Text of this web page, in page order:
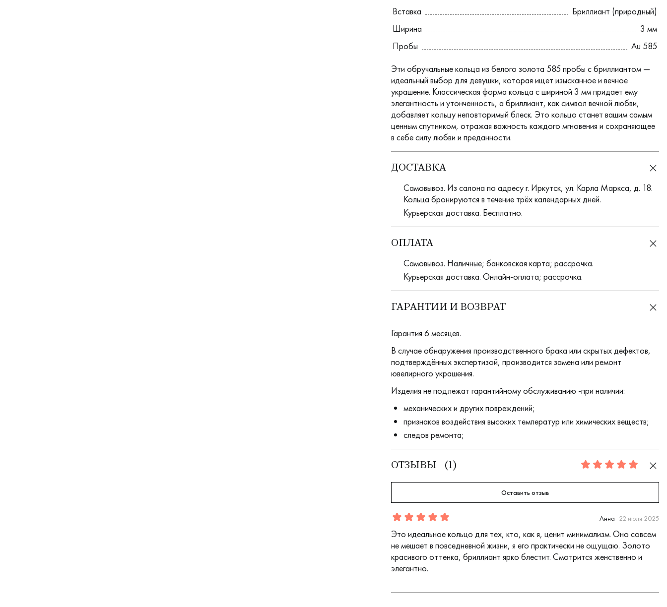
Вставка
Бриллиант (природный)
Ширина
3 мм
Пробы
Au 585
Эти обручальные кольца из белого золота 585 пробы с бриллиантом —
идеальный выбор для девушки, которая ищет изысканное и вечное
украшение. Классическая форма кольца с шириной 3 мм придает ему
элегантность и утонченность, а бриллиант, как символ вечной любви,
добавляет кольцу неповторимый блеск. Это кольцо станет вашим самым
ценным спутником, отражая важность каждого мгновения и сохраняющее
в себе силу любви и преданности.
ДОСТАВКА
Самовывоз. Из салона по адресу г. Иркутск, ул. Карла Маркса, д. 18.
Кольца бронируются в течение трёх календарных дней.
Курьерская доставка. Бесплатно.
ОПЛАТА
Самовывоз. Наличные; банковская карта; рассрочка.
Курьерская доставка. Онлайн-оплата; рассрочка.
ГАРАНТИИ И ВОЗВРАТ
Гарантия 6 месяцев.
В случае обнаружения производственного брака или скрытых дефектов,
подтверждённых экспертизой, производится замена или ремонт
ювелирного украшения.
Изделия не подлежат гарантийному обслуживанию -при наличии:
механических и других повреждений;
признаков воздействия высоких температур или химических веществ;
следов ремонта;
ОТЗЫВЫ ( 1 ) 5.0
Оставить отзыв
Отзыв
1
5.0
5 Анна 22 июля 2025
Это идеальное кольцо для тех, кто, как я, ценит минимализм. Оно совсем
не мешает в повседневной жизни, я его практически не ощущаю. Золото
красивого оттенка, бриллиант ярко блестит. Смотрится женственно и
элегантно.